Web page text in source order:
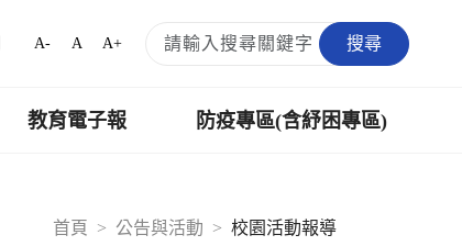
A- A A+ 搜尋
教育電子報 防疫專區(含紓困專區)
首頁
公告與活動 校園活動報導